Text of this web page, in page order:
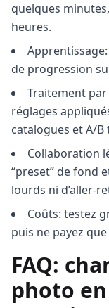
quelques
heures.
de progression
Traitement
réglages
catalogues et A/B
Collaboration
“preset” de fond
lourds ni
Coûts: testez
puis ne payez
FAQ:
photo